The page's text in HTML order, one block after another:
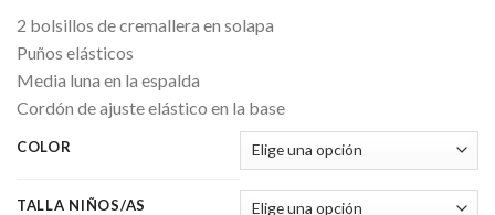
2 bolsillos de cremallera en solapa
Puños elásticos
Media luna en la espalda
Cordón de ajuste elástico en la base
COLOR
TALLA NIÑOS/AS